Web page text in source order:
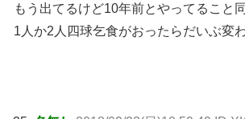
もう出てるけど10年前とやってること
1人か2人四球乞食がおったらだいぶ変